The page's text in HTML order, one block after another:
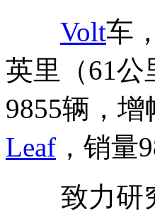
Volt车
英里（61
9855辆，
Leaf ，销量
致力研究